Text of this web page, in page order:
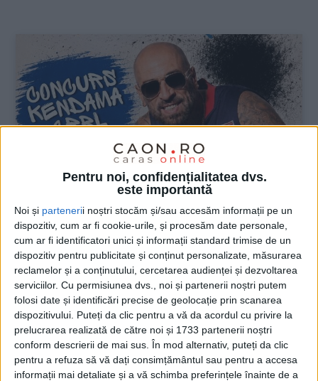
Pentru noi, confidențialitatea dvs.
este importantă
Noi și partenerii noștri stocăm și/sau accesăm informații pe un
dispozitiv, cum ar fi cookie-urile, și procesăm date personale,
cum ar fi identificatori unici și informații standard trimise de un
dispozitiv pentru publicitate și conținut personalizate, măsurarea
reclamelor și a conținutului, cercetarea audienței și dezvoltarea
serviciilor. Cu permisiunea dvs., noi și partenerii noștri putem
folosi date și identificări precise de geolocație prin scanarea
dispozitivului. Puteți da clic pentru a vă da acordul cu privire la
prelucrarea realizată de către noi și 1733 partenerii noștri
conform descrierii de mai sus. În mod alternativ, puteți da clic
pentru a refuza să vă dați consimțământul sau pentru a accesa
informații mai detaliate și a vă schimba preferințele înainte de a
ŞTIRILE JUDEŢULUI CARAŞ-SEVERIN
Azi se dă startul la distracție!
30 MAI 2026, 08:03 AM 1 MINUT DE CITIRE
REȘIȚA – Primăria Reșița dă startul unuia dintre cele mai
așteptate evenimente dedicate copiilor și familiilor din
municipiu. În perioada 30 mai – 1 iunie, Centrul Civic devine un